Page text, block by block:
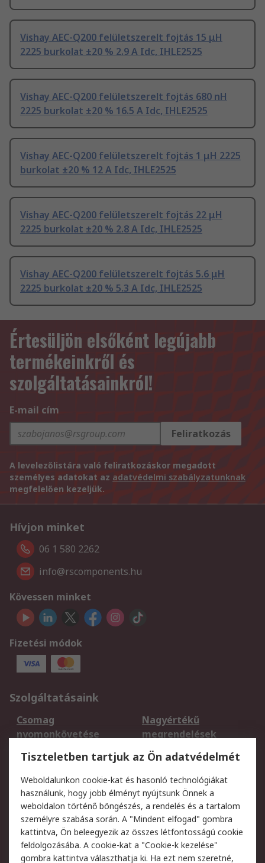
Vishay AEC-Q200 felületszerelt fojtás 15 μH
2225 burkolat ±20 % 2.9 A Idc, IHLE2525
Vishay AEC-Q200 felületszerelt fojtás 680 nH
2225 burkolat ±20 % 16.5 A Idc, IHLE2525
Vishay AEC-Q200 felületszerelt fojtás 1 μH 2225
burkolat ±20 % 12 A Idc, IHLE2525
Vishay AEC-Q200 felületszerelt fojtás 22 μH
2225 burkolat ±20 % 2.8 A Idc, IHLE2525
Vishay AEC-Q200 felületszerelt fojtás 5.6 μH
2225 burkolat ±20 % 5.3 A Idc, IHLE2525
Értesüljön elsőként legújabb
termékeinkről és
szolgáltatásainkról!
E-mail cím
Feliratkozás
A levelezőlistára való feliratkozáskor megadott
személyes adatokat az adatvédelmi szabályzatunknak
megfelelően kezeljük.
Hívjon minket
06 1 580 2262
info@rscomponents.hu
Kövessen minket
Fizetési módok
Szolgáltatásaink
Csomag
nyomonkövetése
Nagyértékű
megrendelések
Regisztráció
Szállítás
Termékvisszaküldés
Szolgáltatások
Jogi
Adatvédelmi
szabályzat
Az RS értékesítési
feltételei
Tiszteletben tartjuk az Ön adatvédelmét
Weboldalunkon cookie-kat és hasonló technológiákat
használunk, hogy jobb élményt nyújtsunk Önnek a
weboldalon történő böngészés, a rendelés és a tartalom
személyre szabása során. A "Mindent elfogad" gombra
kattintva, Ön beleegyezik az összes létfontosságú cookie
feldolgozásába. A cookie-kat a "Cookie-k kezelése"
gombra kattintva választhatja ki. Ha ezt nem szeretné,